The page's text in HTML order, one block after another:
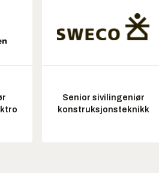
Senior sivilingeniør
konstruksjonsteknikk